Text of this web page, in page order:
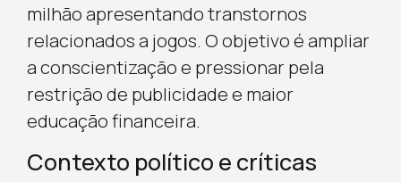
milhão apresentando transtornos
relacionados a jogos. O objetivo é ampliar
a conscientização e pressionar pela
restrição de publicidade e maior
educação financeira.
Contexto político e críticas